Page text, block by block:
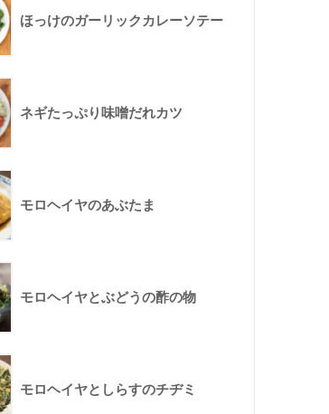
ほっけのガーリックカレーソテー
ネギたっぷり味噌だれカツ
モロヘイヤのあぶたま
モロヘイヤとぶどうの酢の物
モロヘイヤとしらすのチヂミ